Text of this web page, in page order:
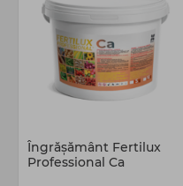
Îngrășământ Fertilux
Professional Ca